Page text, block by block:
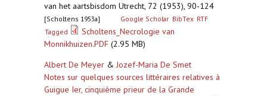
van het aartsbisdom Utrecht, 72 (1953), 90-124
[Scholtens 1953a] Google Scholar BibTex RTF
Tagged
Scholtens_Necrologie van
Monnikhuizen.PDF (2.95 MB)
Albert De Meyer & Jozef-Maria De Smet
Notes sur quelques sources littéraires relatives à
Guigue Ier, cinquième prieur de la Grande